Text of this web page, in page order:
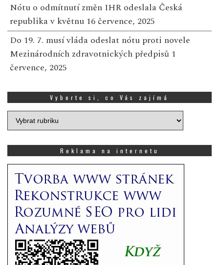
Nótu o odmítnutí změn IHR odeslala Česká
republika v květnu 16 července, 2025
Do 19. 7. musí vláda odeslat nótu proti novele
Mezinárodních zdravotnických předpisů 1
července, 2025
Vyberte si, co Vás zajímá
Vyberte
si,
zajímá
Reklama na internetu